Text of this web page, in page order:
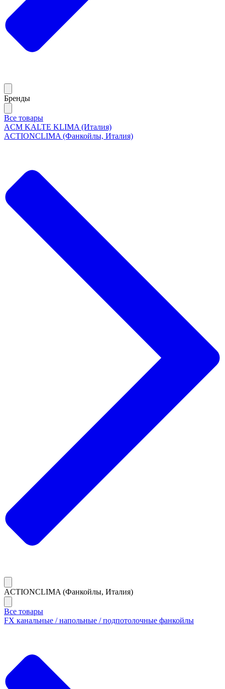
Бренды
Все товары
ACM KALTE KLIMA (Италия)
ACTIONCLIMA (Фанкойлы, Италия)
ACTIONCLIMA (Фанкойлы, Италия)
Все товары
FX канальные / напольные / подпотолочные фанкойлы